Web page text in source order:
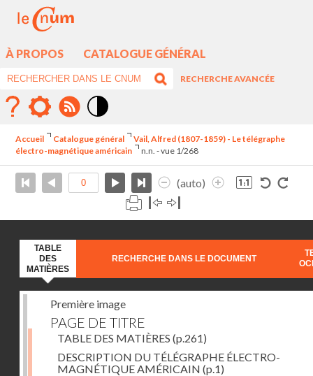
À PROPOS CATALOGUE GÉNÉRAL
RECHERCHE AVANCÉE
élévé
Accueil Catalogue général
Vail, Alfred (1807-1859) - Le télégraphe
électro-magnétique américain
n.n. - vue 1/268
(auto)
TABLE
DES
MATIÈRES
RECHERCHE DANS LE DOCUMENT
Première image
PAGE DE TITRE
TABLE DES MATIÈRES (p.261)
DESCRIPTION DU TÉLÉGRAPHE ÉLECTRO-
MAGNÉTIQUE AMÉRICAIN (p.1)